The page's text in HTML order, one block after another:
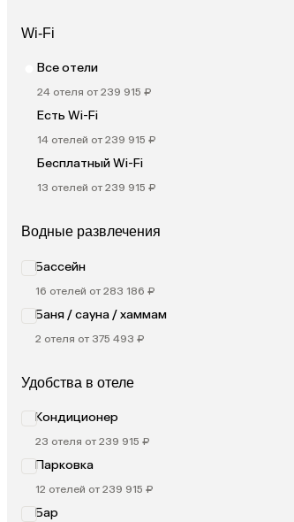
Wi-Fi
Все отели
24 отеля от 239 915 ₽
Есть Wi-Fi
14 отелей от 239 915 ₽
Бесплатный Wi-Fi
13 отелей от 239 915 ₽
Водные развлечения
Бассейн
16 отелей от 283 186 ₽
Баня / сауна / хаммам
2 отеля от 375 493 ₽
Удобства в отеле
Кондиционер
23 отеля от 239 915 ₽
Парковка
12 отелей от 239 915 ₽
Бар